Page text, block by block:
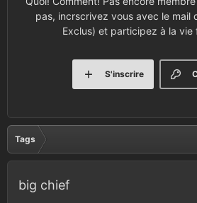
pas, incrscrivez vous avec le mail
Exclus) et participez à la vie
S'inscrire
Tags
big chief